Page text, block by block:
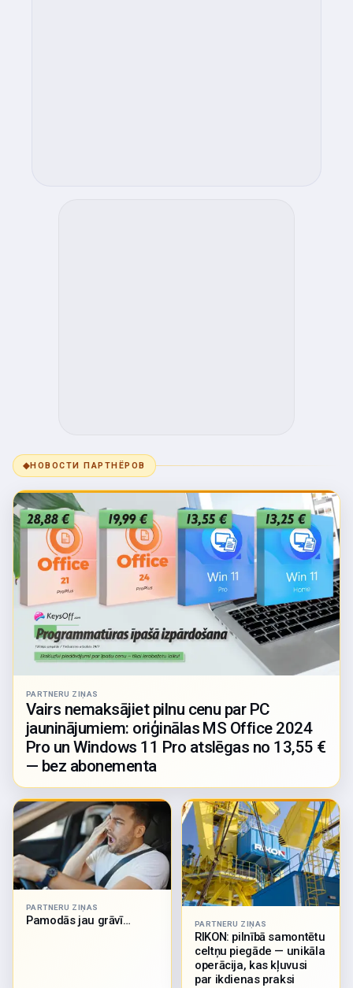
◆НОВОСТИ ПАРТНЁРОВ
PARTNERU ZIŅAS
Vairs nemaksājiet pilnu cenu par PC
jauninājumiem: oriģinālas MS Office 2024
Pro un Windows 11 Pro atslēgas no 13,55 €
— bez abonementa
PARTNERU ZIŅAS
Pamodās jau grāvī… PARTNERU ZIŅAS
RIKON: pilnībā samontētu
celtņu piegāde — unikāla
operācija, kas kļuvusi
par ikdienas praksi